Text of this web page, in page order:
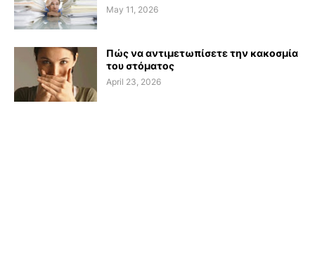
May 11, 2026
Πώς να αντιμετωπίσετε την κακοσμία
του στόματος
April 23, 2026